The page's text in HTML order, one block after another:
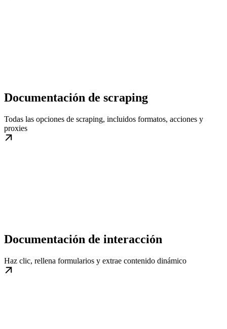
Documentación de scraping
Todas las opciones de scraping, incluidos formatos, acciones y
proxies
Documentación de interacción
Haz clic, rellena formularios y extrae contenido dinámico